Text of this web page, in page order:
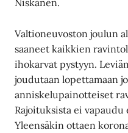
Niskanen.
Valtioneuvoston joulun
saaneet kaikkien
ihokarvat pystyyn.
joudutaan lopettamaan jo
anniskelupainotteiset
Rajoituksista ei vapaudu
Yleensäkin ottaen